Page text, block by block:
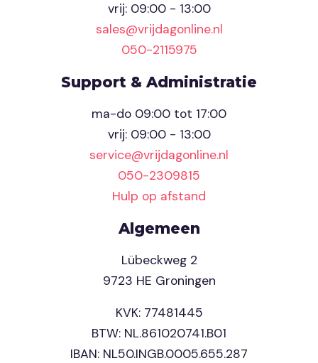
vrij: 09:00 - 13:00
sales@vrijdagonline.nl
050-2115975
Support & Administratie
ma-do 09:00 tot 17:00
vrij: 09:00 - 13:00
service@vrijdagonline.nl
050-2309815
Hulp op afstand
Algemeen
Lübeckweg 2
9723 HE Groningen
KVK: 77481445
BTW: NL.861020741.B01
IBAN: NL50.INGB.0005.655.287